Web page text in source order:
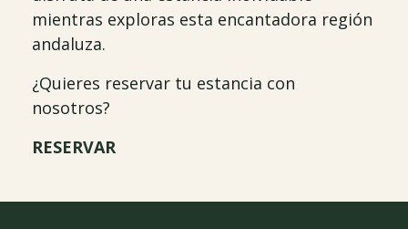
mientras exploras esta encantadora región
andaluza.
¿Quieres reservar tu estancia con
nosotros?
RESERVAR